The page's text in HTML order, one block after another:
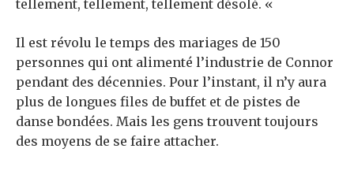
tellement, tellement, tellement désolé. «
Il est révolu le temps des mariages de 150
personnes qui ont alimenté l’industrie de Connor
pendant des décennies. Pour l’instant, il n’y aura
plus de longues files de buffet et de pistes de
danse bondées. Mais les gens trouvent toujours
des moyens de se faire attacher.